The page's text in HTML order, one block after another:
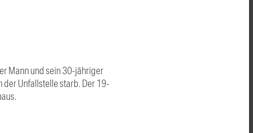
Mann und sein 30-jähriger
der Unfallstelle starb. Der 19-